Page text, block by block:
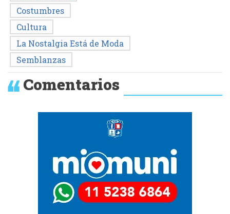
Costumbres
Cultura
La Nostalgia Está de Moda
Semblanzas
Comentarios